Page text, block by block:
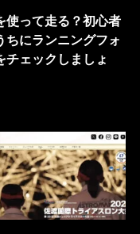
使って走る？初心者
ちにランニングフォ
チェックしましょ